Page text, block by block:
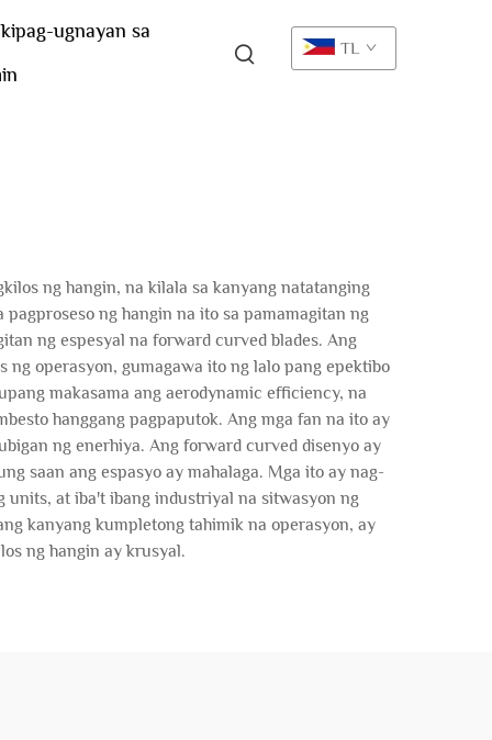
ugnayan sa
TL
ng hangin, na kilala sa kanyang natatanging
ng hangin na ito sa pamamagitan ng
ng espesyal na forward curved blades. Ang
ng operasyon, gumagawa ito ng lalo pang epektibo
makasama ang aerodynamic efficiency, na
hanggang pagpaputok. Ang mga fan na ito ay
ng enerhiya. Ang forward curved disenyo ay
saan ang espasyo ay mahalaga. Mga ito ay nag-
units, at iba't ibang industriyal na sitwasyon ng
kanyang kumpletong tahimik na operasyon, ay
ng hangin ay krusyal.